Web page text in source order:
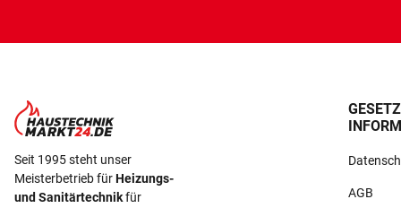
Seit 1995 steht unser
Meisterbetrieb fürHeizungs-
und Sanitärtechnikfür
AGB